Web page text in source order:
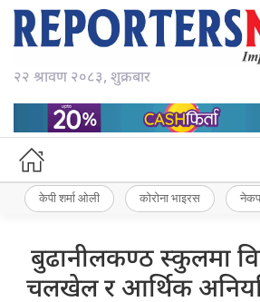
२२ श्रावण २०८३, शुक्रबार
केपी शर्मा ओली कोरोना भाइरस
बुढानीलकण्ठ स्कुलमा
चलखेल र आर्थिक